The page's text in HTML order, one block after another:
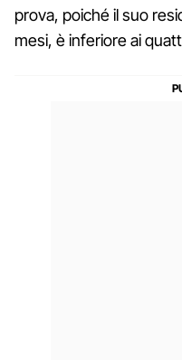
prova, poiché il suo
mesi, è inferiore ai